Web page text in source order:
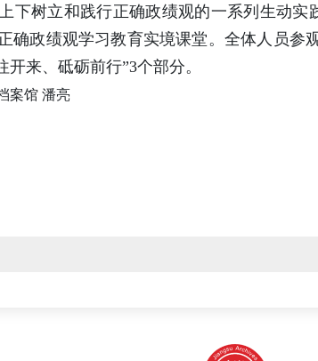
下树立和践行正确政绩观的一系列生动实
确政绩观学习教育实境课堂。全体人员参
来、砥砺前行”3个部分。
案馆 潘亮